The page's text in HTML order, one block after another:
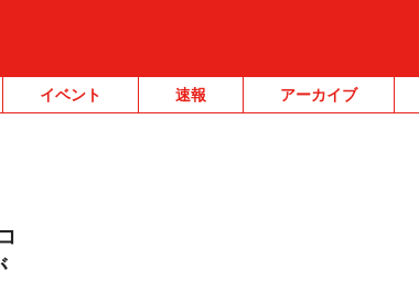
イベント 速報 アーカイブ